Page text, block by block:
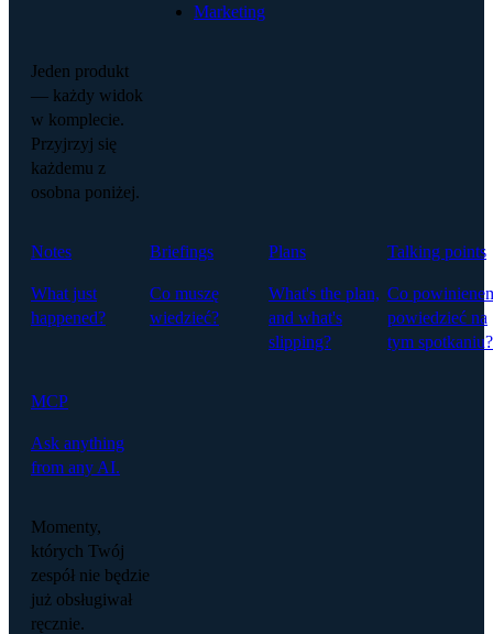
Marketing
Jeden produkt
— każdy widok
w komplecie.
Przyjrzyj się
każdemu z
osobna poniżej.
Notes
What just
happened?
Briefings
Co muszę
wiedzieć?
Plans
What's the plan,
and what's
slipping?
Talking points
Co
powiedzieć na
tym spotkaniu?
MCP
Ask anything
from any AI.
Momenty,
których Twój
zespół nie będzie
już obsługiwał
ręcznie.